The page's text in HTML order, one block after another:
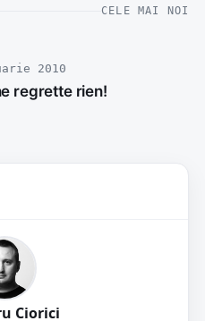
CELE MAI NOI
2010
regrette rien!
Ciorici